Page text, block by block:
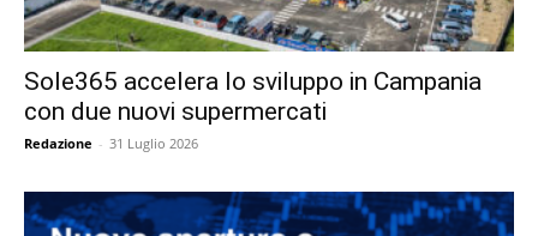
Sole365 accelera lo sviluppo in Campania
con due nuovi supermercati
Redazione - 31 Luglio 2026